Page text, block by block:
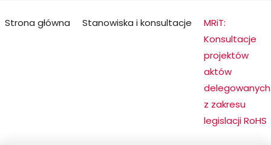
Jesteś
Strona główna Stanowiska i konsultacje
MRiT:
Konsultacje
projektów
aktów
delegowanych
z zakresu
legislacji RoHS